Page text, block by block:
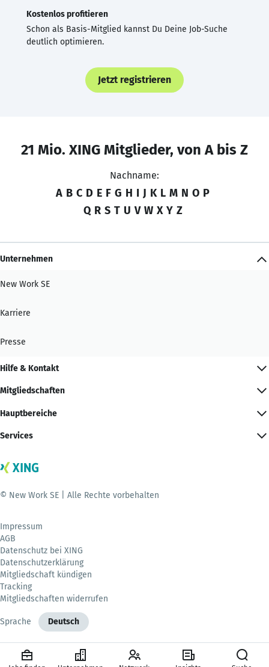
Kostenlos profitieren
Schon als Basis-Mitglied kannst Du Deine Job-Suche
deutlich optimieren.
Jetzt registrieren
21 Mio. XING Mitglieder, von A bis Z
Nachname:
A B C D E F G H I J K L M N O P
Q R S T U V W X Y Z
Unternehmen
New Work SE
Karriere
Presse
Hilfe & Kontakt
Mitgliedschaften
Hauptbereiche
Services
© New Work SE | Alle Rechte vorbehalten
Impressum
AGB
Datenschutz bei XING
Datenschutzerklärung
Mitgliedschaft kündigen
Tracking
Mitgliedschaften widerrufen
Sprache Deutsch